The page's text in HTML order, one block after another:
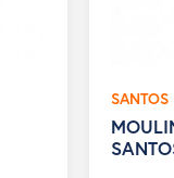
SANTOS